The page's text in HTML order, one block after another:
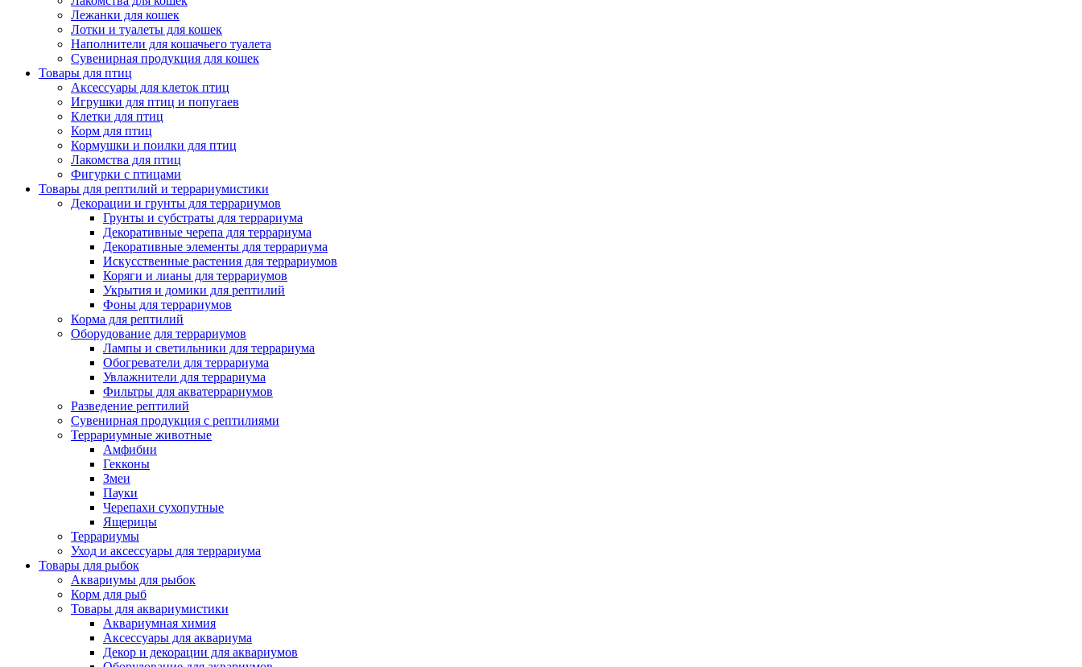
Лежанки для кошек
Лотки и туалеты для кошек
Наполнители для кошачьего туалета
Сувенирная продукция для кошек
Товары для птиц
Аксессуары для клеток птиц
Игрушки для птиц и попугаев
Клетки для птиц
Корм для птиц
Кормушки и поилки для птиц
Лакомства для птиц
Фигурки с птицами
Товары для рептилий и террариумистики
Декорации и грунты для террариумов
Грунты и субстраты для террариума
Декоративные черепа для террариума
Декоративные элементы для террариума
Искусственные растения для террариумов
Коряги и лианы для террариумов
Укрытия и домики для рептилий
Фоны для террариумов
Корма для рептилий
Оборудование для террариумов
Лампы и светильники для террариума
Обогреватели для террариума
Увлажнители для террариума
Фильтры для акватеррариумов
Разведение рептилий
Сувенирная продукция с рептилиями
Террариумные животные
Амфибии
Гекконы
Змеи
Пауки
Черепахи сухопутные
Ящерицы
Террариумы
Уход и аксессуары для террариума
Товары для рыбок
Аквариумы для рыбок
Корм для рыб
Товары для аквариумистики
Аквариумная химия
Аксессуары для аквариума
Декор и декорации для аквариумов